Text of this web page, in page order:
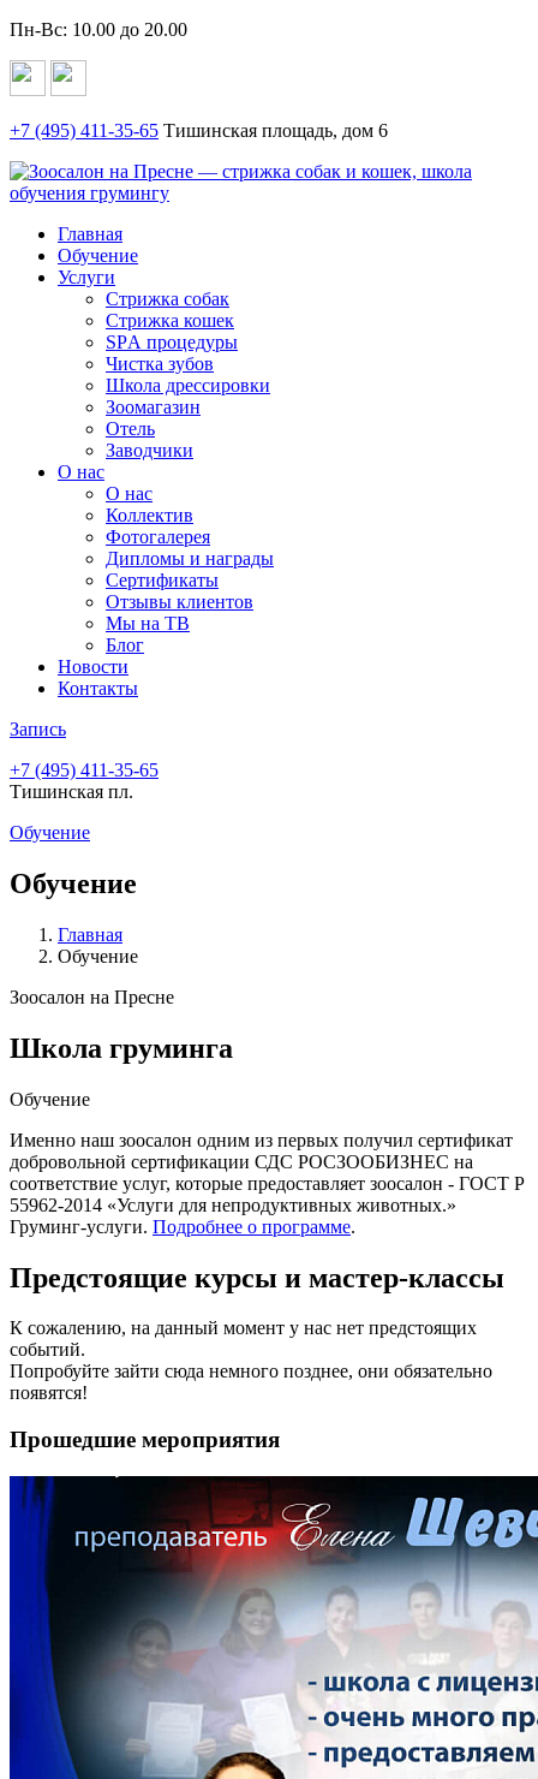
Пн-Вс: 10.00 до 20.00
+7 (495) 411-35-65 Тишинская площадь, дом 6
Главная
Обучение
Услуги
Стрижка собак
Стрижка кошек
SPА процедуры
Чистка зубов
Школа дрессировки
Зоомагазин
Отель
Заводчики
О нас
О нас
Коллектив
Фотогалерея
Дипломы и награды
Сертификаты
Отзывы клиентов
Мы на ТВ
Блог
Новости
Контакты
Запись
+7 (495) 411-35-65
Тишинская пл.
Обучение
Обучение
Главная
Обучение
Зоосалон на Пресне
Школа груминга
Обучение
Именно наш зоосалон одним из первых получил сертификат
добровольной сертификации СДС РОСЗООБИЗНЕС на
соответствие услуг, которые предоставляет зоосалон - ГОСТ Р
55962-2014 «Услуги для непродуктивных животных.»
Груминг-услуги. Подробнее о программе.
Предстоящие курсы и мастер-классы
К сожалению, на данный момент у нас нет предстоящих
событий.
Попробуйте зайти сюда немного позднее, они обязательно
появятся!
Прошедшие мероприятия